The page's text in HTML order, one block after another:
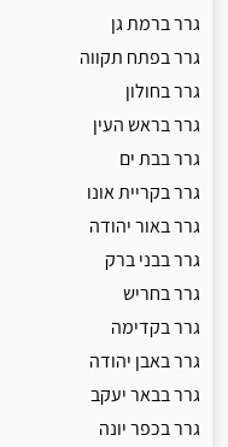
גרר ברמת גן
גרר בפתח תקווה
גרר בחולון
גרר בראש העין
גרר בבת ים
גרר בקריית אונו
גרר באור יהודה
גרר בבני ברק
גרר בחריש
גרר בקדימה
גרר באבן יהודה
גרר בבאר יעקב
גרר בכפר יונה